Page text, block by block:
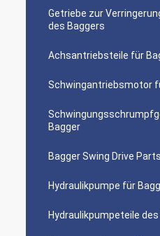
Getriebe zur
des Baggers
Achsantriebsteile für
Schwingantriebsmotor
Bagger
Bagger Swing Drive Parts
Hydraulikpumpe für
Hydraulikpumpeteile